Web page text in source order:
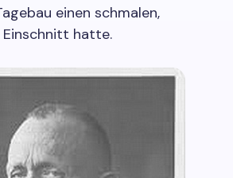
einen schmalen,
hatte.